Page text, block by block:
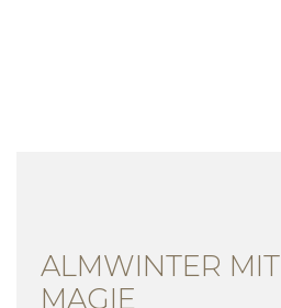
ALMWINTER MIT
MAGIE